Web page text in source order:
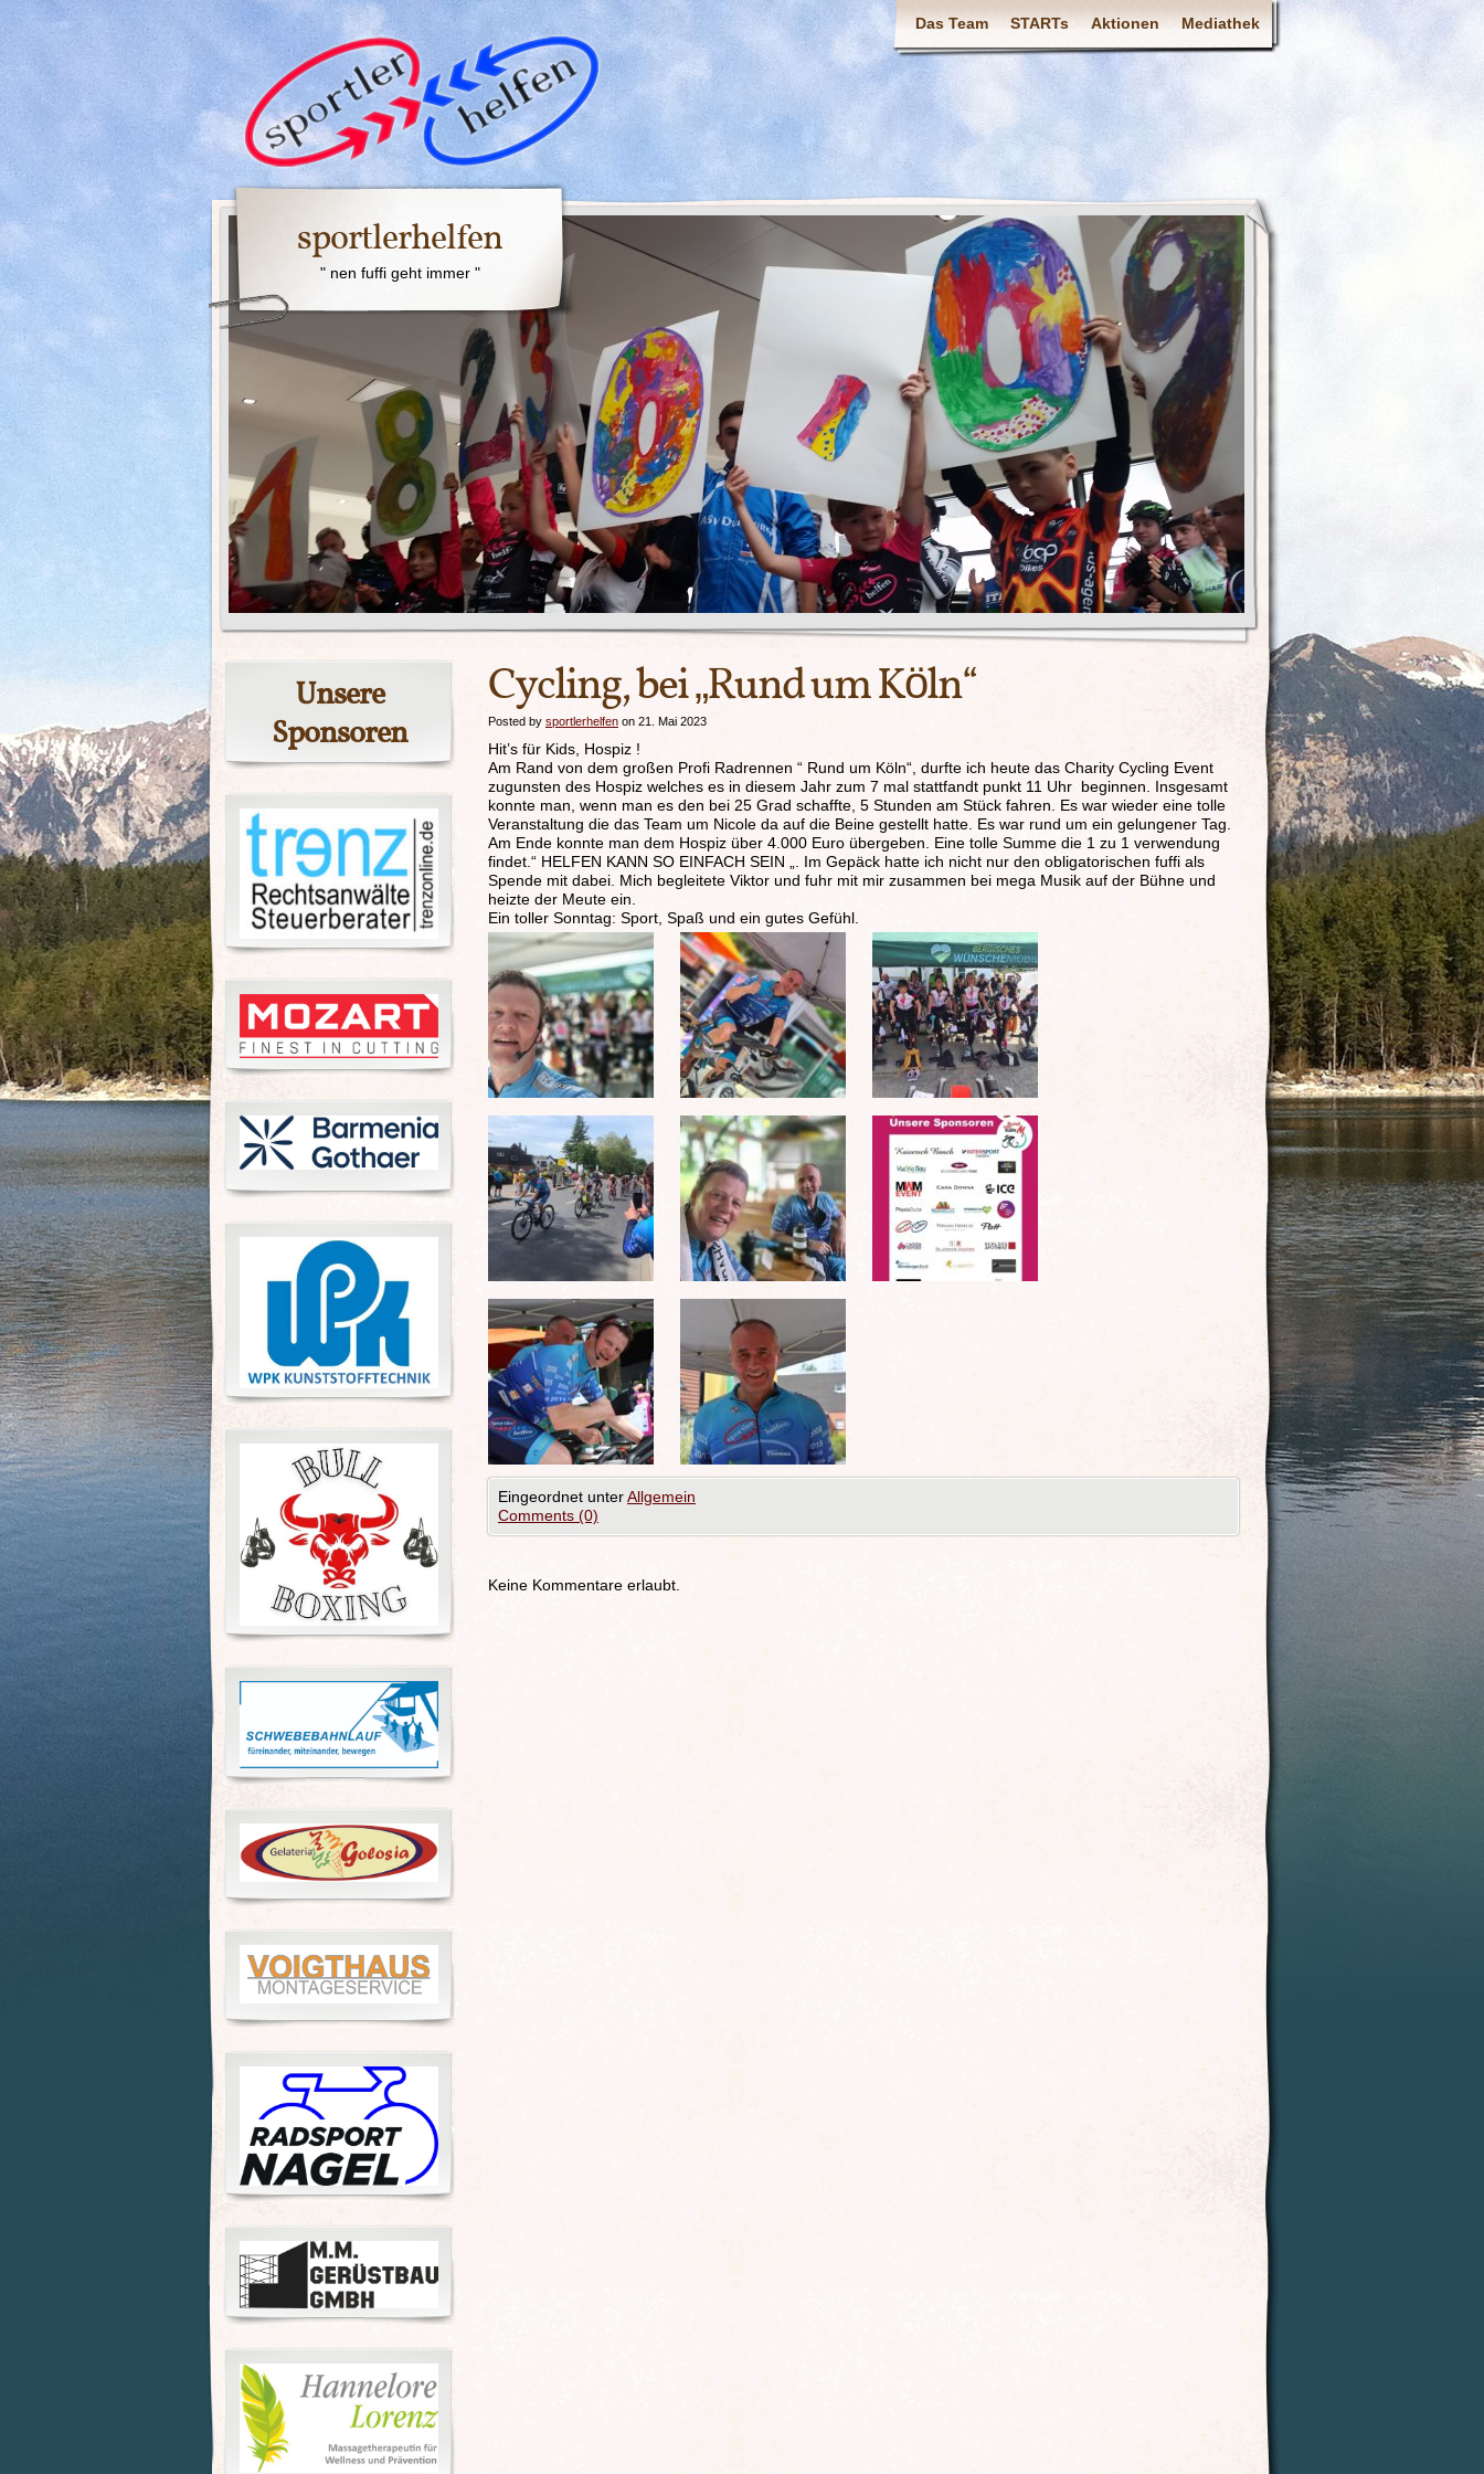
Das Team STARTs Aktionen Mediathek
sportlerhelfen
" nen fuffi geht immer "
Cycling, bei „Rund um Köln“
Posted by sportlerhelfen on 21. Mai 2023
Hit’s für Kids, Hospiz !
Am Rand von dem großen Profi Radrennen “ Rund um Köln“, durfte ich heute das Charity Cycling Event
zugunsten des Hospiz welches es in diesem Jahr zum 7 mal stattfandt punkt 11 Uhr beginnen. Insgesamt
konnte man, wenn man es den bei 25 Grad schaffte, 5 Stunden am Stück fahren. Es war wieder eine tolle
Veranstaltung die das Team um Nicole da auf die Beine gestellt hatte. Es war rund um ein gelungener Tag.
Am Ende konnte man dem Hospiz über 4.000 Euro übergeben. Eine tolle Summe die 1 zu 1 verwendung
findet.“ HELFEN KANN SO EINFACH SEIN „. Im Gepäck hatte ich nicht nur den obligatorischen fuffi als
Spende mit dabei. Mich begleitete Viktor und fuhr mit mir zusammen bei mega Musik auf der Bühne und
heizte der Meute ein.
Ein toller Sonntag: Sport, Spaß und ein gutes Gefühl.
Eingeordnet unterAllgemein
Comments (0)
Keine Kommentare erlaubt.
Unsere
Sponsoren